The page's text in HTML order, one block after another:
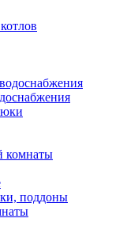
комнаты
поддоны